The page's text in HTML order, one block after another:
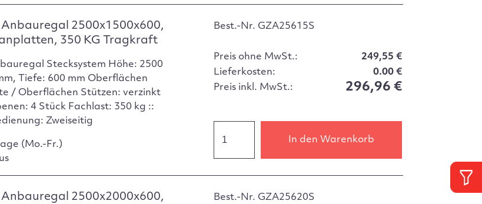
2500x1500x600,
350 KG Tragkraft
Stecksystem Höhe: 2500
Tiefe: 600 mm Oberflächen
/ Oberflächen Stützen: verzinkt
4 Stück Fachlast: 350 kg ::
Zweiseitig
(Mo.-Fr.)
Best.-Nr. GZA25615S
Preis ohne MwSt.:
249,55 €
Lieferkosten:
0.00 €
Preis inkl. MwSt.:
296,96 €
In den Warenkorb
2500x2000x600,
Best.-Nr. GZA25620S